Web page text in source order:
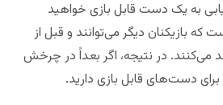
به یک دست قابل بازی خواهید
بازیکنان دیگر می‌توانند و قبل از
می‌کنند. در نتیجه، اگر بعداً در چرخش
دست‌های قابل بازی دارید.